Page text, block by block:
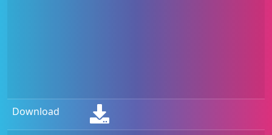
Download